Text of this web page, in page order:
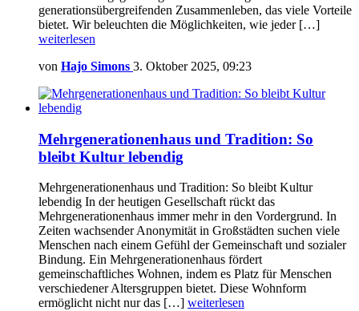
generationsübergreifenden Zusammenleben, das viele Vorteile
bietet. Wir beleuchten die Möglichkeiten, wie jeder […]
weiterlesen
von Hajo Simons 3. Oktober 2025, 09:23
Mehrgenerationenhaus und Tradition: So
bleibt Kultur lebendig
Mehrgenerationenhaus und Tradition: So bleibt Kultur
lebendig In der heutigen Gesellschaft rückt das
Mehrgenerationenhaus immer mehr in den Vordergrund. In
Zeiten wachsender Anonymität in Großstädten suchen viele
Menschen nach einem Gefühl der Gemeinschaft und sozialer
Bindung. Ein Mehrgenerationenhaus fördert
gemeinschaftliches Wohnen, indem es Platz für Menschen
verschiedener Altersgruppen bietet. Diese Wohnform
ermöglicht nicht nur das […] weiterlesen